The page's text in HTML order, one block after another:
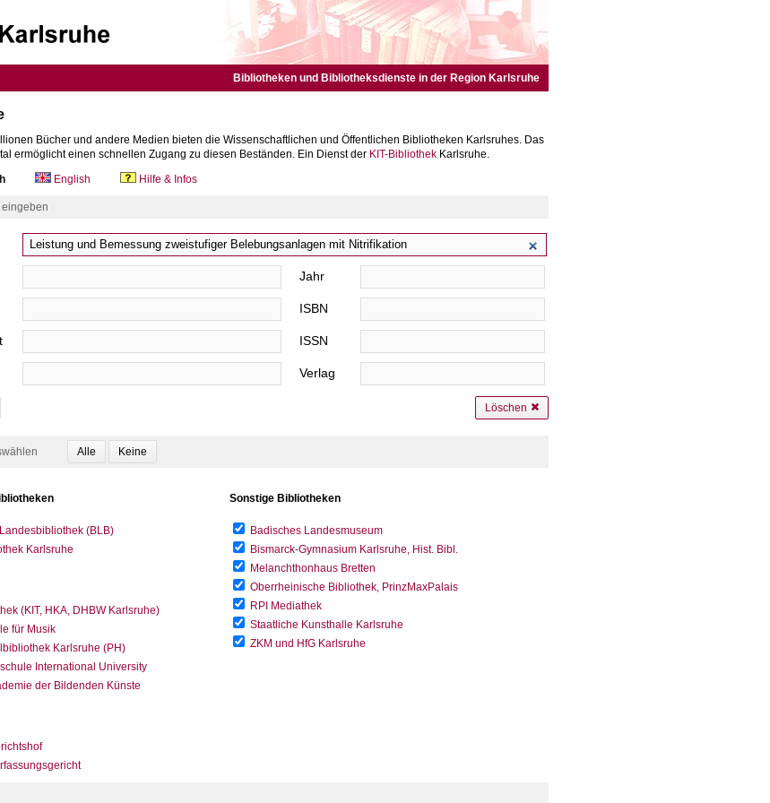
Bibliotheken und Bibliotheksdienste in der Region Karlsruhe
Bücher und andere Medien bieten die Wissenschaftlichen und Öffentlichen Bibliotheken Karlsruhes. Das
ermöglicht einen schnellen Zugang zu diesen Beständen. Ein Dienst der KIT-Bibliothek Karlsruhe.
English Hilfe & Infos
Jahr
ISBN
ISSN
Verlag
Löschen
(BLB)
Karlsruhe
(KIT, HKA, DHBW Karlsruhe)
für Musik
Karlsruhe (PH)
International University
der Bildenden Künste
Sonstige Bibliotheken
Badisches Landesmuseum
Bismarck-Gymnasium Karlsruhe, Hist. Bibl.
Melanchthonhaus Bretten
Oberrheinische Bibliothek, PrinzMaxPalais
RPI Mediathek
Staatliche Kunsthalle Karlsruhe
ZKM und HfG Karlsruhe